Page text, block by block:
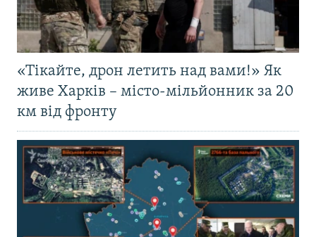
«Тікайте, дрон летить над вами!» Як
живе Харків – місто-мільйонник за 20
км від фронту